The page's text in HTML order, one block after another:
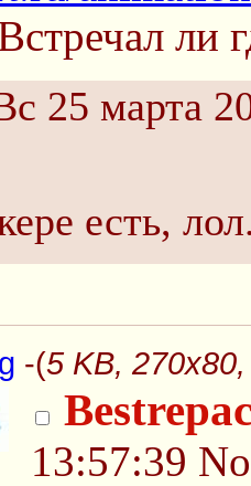
ли
25 марта
есть,
-(5 KB,
13:57:39